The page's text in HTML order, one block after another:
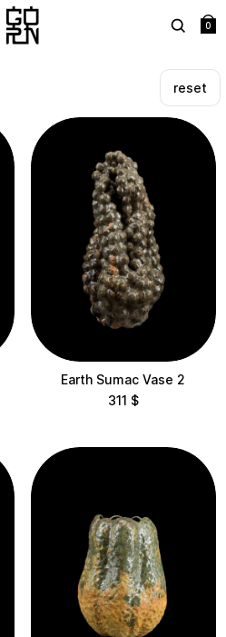
0
reset
$100 – $200
$2,000 – $5,000
Earth Sumac Vase 2
311 $